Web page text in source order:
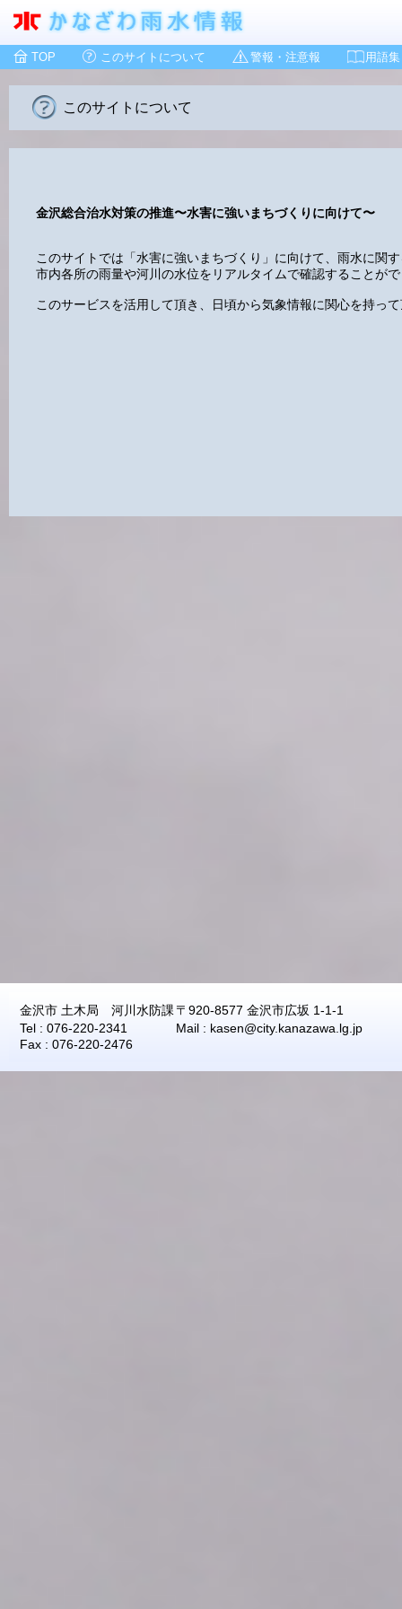
TOP このサイトについて 警報・注意報 用語集
このサイトについて
金沢総合治水対策の推進〜水害に強いまちづくりに向けて〜
このサイトでは「水害に強いまちづくり」に向けて、雨水に関
市内各所の雨量や河川の水位をリアルタイムで確認することが
このサービスを活用して頂き、日頃から気象情報に関心を持っ
金沢市 土木局 河川水防課 〒920-8577 金沢市広坂 1-1-1
Tel : 076-220-2341
Mail : kasen@city.kanazawa.lg.jp
Fax : 076-220-2476